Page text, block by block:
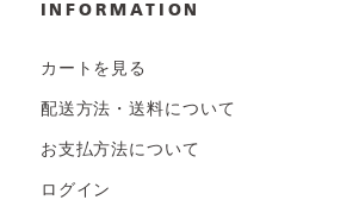
INFORMATION
カートを見る
配送方法・送料について
お支払方法について
ログイン